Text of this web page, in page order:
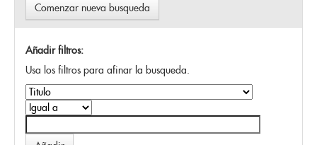
Comenzar nueva busqueda
Añadir filtros:
Usa los filtros para afinar la busqueda.